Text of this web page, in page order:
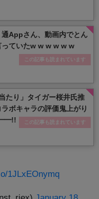
通Appさん、動画内でとん
っていたw w w w w w
この記事も読まれています
たり」タイガー桜井氏推
ボキャラの評価鬼上がり
この記事も読まれています
1JLxEOnymq